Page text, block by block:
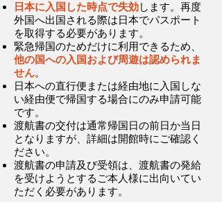
日本に入国した時点で失効します。​​再度
外国へ出国される際は日本でパスポート
を取得する必要があります。
緊急帰国のためだけに利用できるため、
他の国への入国および周遊は認められま
せん。
日本への直行便または経由地に入国しな
い経由便で帰国する場合にのみ申請可能
です。
渡航書の交付は通常帰国日の前日か当日
となりますが、詳細は開館時にご確認く
ださい。
渡航書の申請及び受領は、渡航書の発給
を受けようとするご本人様に出向いてい
ただく必要があります。